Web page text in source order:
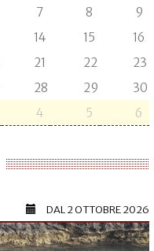
7 8
9
14 15
16
21 22
23
28 29
30
4 5 6
DAL2 OTTOBRE 2026